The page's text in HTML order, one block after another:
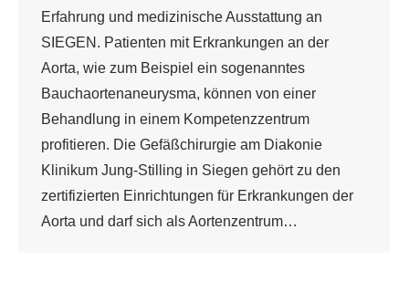
Erfahrung und medizinische Ausstattung an
SIEGEN. Patienten mit Erkrankungen an der
Aorta, wie zum Beispiel ein sogenanntes
Bauchaortenaneurysma, können von einer
Behandlung in einem Kompetenzzentrum
profitieren. Die Gefäßchirurgie am Diakonie
Klinikum Jung-Stilling in Siegen gehört zu den
zertifizierten Einrichtungen für Erkrankungen der
Aorta und darf sich als Aortenzentrum…